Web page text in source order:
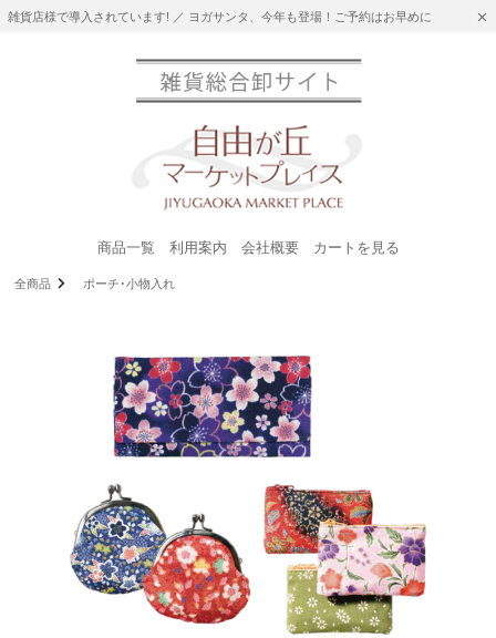
雑貨店様で導入されています! ／ ヨガサンタ、今年も登場！ご予約はお早めに
商品一覧 利用案内 会社概要 カートを見る
全商品 ポーチ･小物入れ